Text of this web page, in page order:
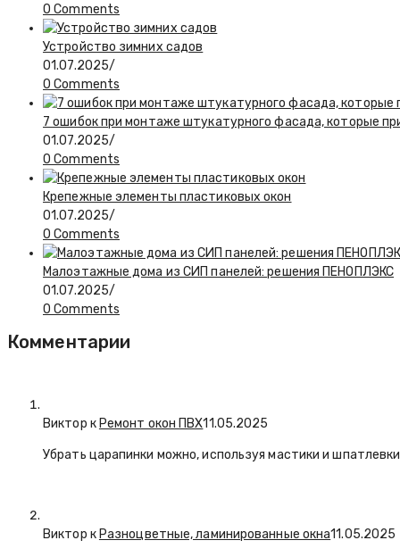
0 Comments
Устройство зимних садов
01.07.2025/
0 Comments
7 ошибок при монтаже штукатурного фасада, которые
01.07.2025/
0 Comments
Крепежные элементы пластиковых окон
01.07.2025/
0 Comments
Малоэтажные дома из СИП панелей: решения ПЕНОПЛЭКС
01.07.2025/
0 Comments
Комментарии
Виктор кРемонт окон ПВХ11.05.2025
Убрать царапинки можно, используя мастики и
Виктор кРазноцветные, ламинированные окна11.05.2025